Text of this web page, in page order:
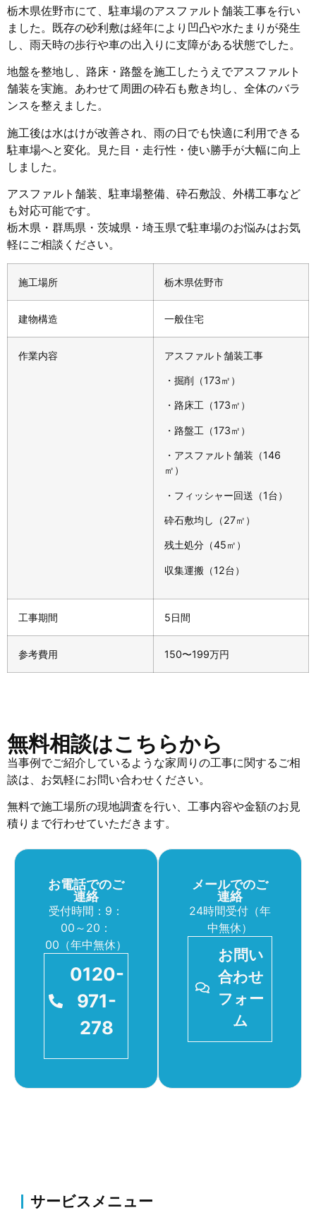
栃木県佐野市にて、駐車場のアスファルト舗装工事を行い
ました。既存の砂利敷は経年により凹凸や水たまりが発生
し、雨天時の歩行や車の出入りに支障がある状態でした。
地盤を整地し、路床・路盤を施工したうえでアスファルト
舗装を実施。あわせて周囲の砕石も敷き均し、全体のバラ
ンスを整えました。
施工後は水はけが改善され、雨の日でも快適に利用できる
駐車場へと変化。見た目・走行性・使い勝手が大幅に向上
しました。
アスファルト舗装、駐車場整備、砕石敷設、外構工事など
も対応可能です。
栃木県・群馬県・茨城県・埼玉県で駐車場のお悩みはお気
軽にご相談ください。
施工場所 栃木県佐野市
建物構造 一般住宅
作業内容 アスファルト舗装工事
・掘削（173㎡）
・路床工（173㎡）
・路盤工（173㎡）
・アスファルト舗装（146
㎡）
・フィッシャー回送（1台）
砕石敷均し（27㎡）
残土処分（45㎡）
収集運搬（12台）
工事期間 5日間
参考費用 150〜199万円
無料相談はこちらから
当事例でご紹介しているような家周りの工事に関するご相
談は、お気軽にお問い合わせください。
無料で施工場所の現地調査を行い、工事内容や金額のお見
積りまで行わせていただきます。
お電話でのご
連絡
受付時間：9：
00～20：
00（年中無休）
0120-
971-
278
メールでのご
連絡
24時間受付（年
中無休）
お問い
合わせ
フォー
ム
サービスメニュー